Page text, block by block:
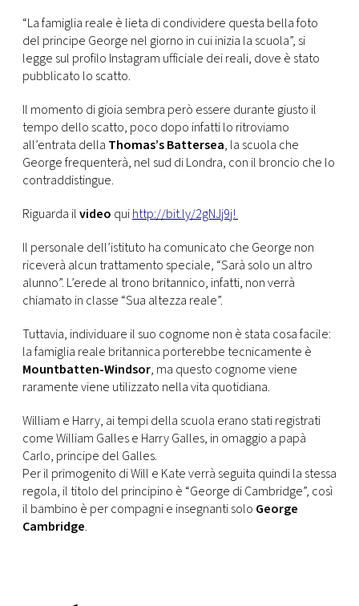
“La famiglia reale è lieta di condividere questa bella foto
del principe George nel giorno in cui inizia la scuola”, si
legge sul profilo Instagram ufficiale dei reali, dove è stato
pubblicato lo scatto.
Il momento di gioia sembra però essere durante giusto il
tempo dello scatto, poco dopo infatti lo ritroviamo
all’entrata della Thomas’s Battersea, la scuola che
George frequenterà, nel sud di Londra, con il broncio che lo
contraddistingue.
Riguarda ilvideo quihttp://bit.ly/2gNJj9j!
Il personale dell’istituto ha comunicato che George non
riceverà alcun trattamento speciale, “Sarà solo un altro
alunno”. L’erede al trono britannico, infatti, non verrà
chiamato in classe “Sua altezza reale”.
Tuttavia, individuare il suo cognome non è stata cosa facile:
la famiglia reale britannica porterebbe tecnicamente è
Mountbatten-Windsor, ma questo cognome viene
raramente viene utilizzato nella vita quotidiana.
William e Harry, ai tempi della scuola erano stati registrati
come William Galles e Harry Galles, in omaggio a papà
Carlo, principe del Galles.
Per il primogenito di Will e Kate verrà seguita quindi la stessa
regola, il titolo del principino è “George di Cambridge”, così
il bambino è per compagni e insegnanti solo George
Cambridge.